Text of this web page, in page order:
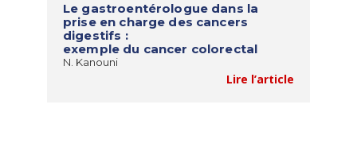
Le gastroentérologue dans la
prise en charge des cancers
digestifs :
exemple du cancer colorectal
N. Kanouni
Lire l’article